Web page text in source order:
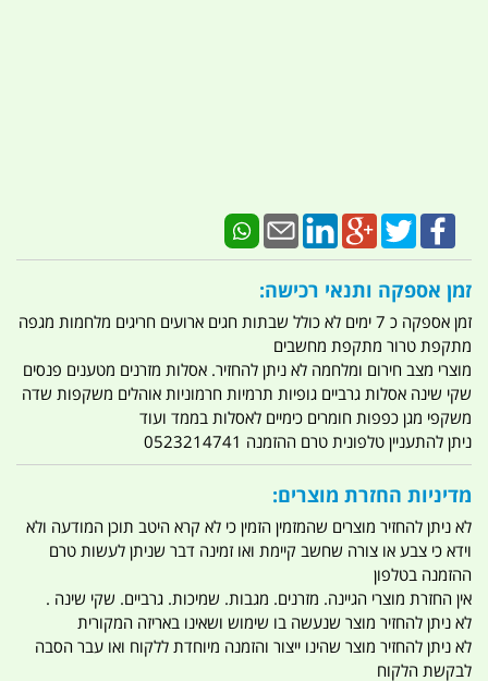
זמן אספקה ותנאי רכישה:
זמן אספקה כ 7 ימים לא כולל שבתות חגים ארועים חריגים מלחמות מגפה
מתקפת טרור מתקפת מחשבים
מוצרי מצב חירום ומלחמה לא ניתן להחזיר. אסלות מזרנים מטענים פנסים
שקי שינה אסלות גרביים גופיות תרמיות חרמוניות אוהלים משקפות שדה
משקפי מגן כפפות חומרים כימיים לאסלות בממד ועוד
ניתן להתעניין טלפונית טרם ההזמנה 0523214741
מדיניות החזרת מוצרים:
לא ניתן להחזיר מוצרים שהמזמין הזמין כי לא קרא היטב תוכן המודעה ולא
וידא כי צבע או צורה שחשב קיימת ואו זמינה דבר שניתן לעשות טרם
ההזמנה בטלפון
אין החזרת מוצרי הגיינה. מזרנים. מגבות. שמיכות. גרביים. שקי שינה .
לא ניתן להחזיר מוצר שנעשה בו שימוש ושאינו באריזה המקורית
לא ניתן להחזיר מוצר שהינו ייצור והזמנה מיוחדת ללקוח ואו עבר הסבה
לבקשת הלקוח